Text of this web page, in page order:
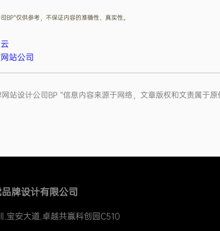
仅供参考，不保证内容的准确性、真实性。
站公司
站设计公司BP ”信息内容来源于网络，文章版权和文责属于
牌设计有限公司
.宝安大道.卓越共赢科创园C510